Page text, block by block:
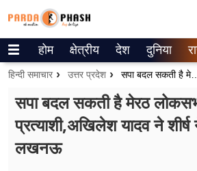
Trending on Google News
वेब स्टोरीज
उत्तर प्रदेश
होम क्षेत्रीय देश दुनिया
हिन्दी समाचार उत्तर प्रदेश सपा बदल सकती है मेरठ लोकसभा सीट का प्रत्याशी,अखिलेश यादव ने शीर्ष नेताओं को बुलाया लखनऊ
सपा बदल सकती है मेरठ
प्रत्याशी,अखिलेश यादव ने
लखनऊ